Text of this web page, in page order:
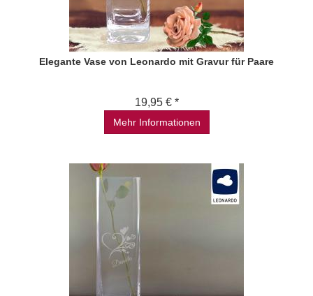
Elegante Vase von Leonardo mit Gravur für Paare
19,95 € *
Mehr Informationen